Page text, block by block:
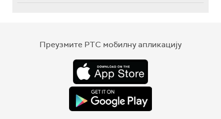
Преузмите РТС мобилну апликацију